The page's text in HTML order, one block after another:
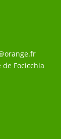
Focicchia